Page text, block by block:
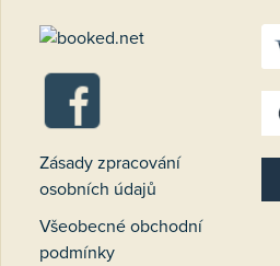
Zásady zpracování
osobních údajů
Všeobecné obchodní
podmínky